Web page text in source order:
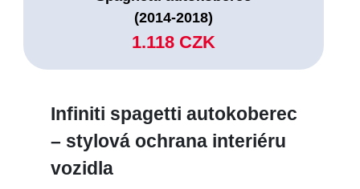
(2014-2018)
1.118 CZK
Infiniti spagetti autokoberec
– stylová ochrana interiéru
vozidla